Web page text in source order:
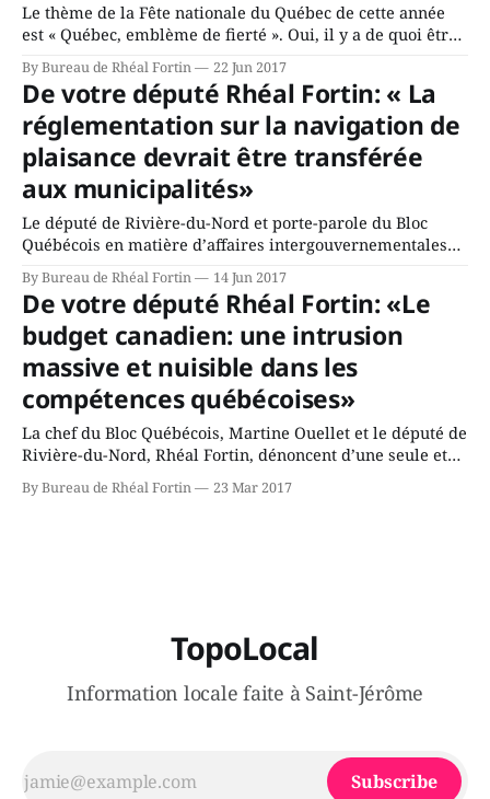
Le thème de la Fête nationale du Québec de cette année
est « Québec, emblème de fierté ». Oui, il y a de quoi être
fiers. Le Québec, c’est une société de patenteux, de
gosseux, de violoneux et d’obstineux.Ça fait de nous un
peuple innovateur, démocrate, accueillant et créatif.
By Bureau de Rhéal Fortin 22 Jun 2017
De votre député Rhéal Fortin: « La
réglementation sur la navigation de
plaisance devrait être transférée
aux municipalités»
Le député de Rivière-du-Nord et porte-parole du Bloc
Québécois en matière d’affaires intergouvernementales
Rhéal Fortin, demande au ministre des Transports de
permettre aux municipalités d’implanter des règlements
pour régir la navigation sur les cours d’eau. « Le laxisme
du gouvernement fédéral en la matière a
By Bureau de Rhéal Fortin 14 Jun 2017
De votre député Rhéal Fortin: «Le
budget canadien: une intrusion
massive et nuisible dans les
compétences québécoises»
La chef du Bloc Québécois, Martine Ouellet et le député de
Rivière-du-Nord, Rhéal Fortin, dénoncent d’une seule et
même voix, l’intrusion méprisante et irrespectueuse du
budget fédéral 2017, dans les juridictions québécoises. Le
By Bureau de Rhéal Fortin 23 Mar 2017
TopoLocal
Information locale faite à Saint-Jérôme
Subscribe